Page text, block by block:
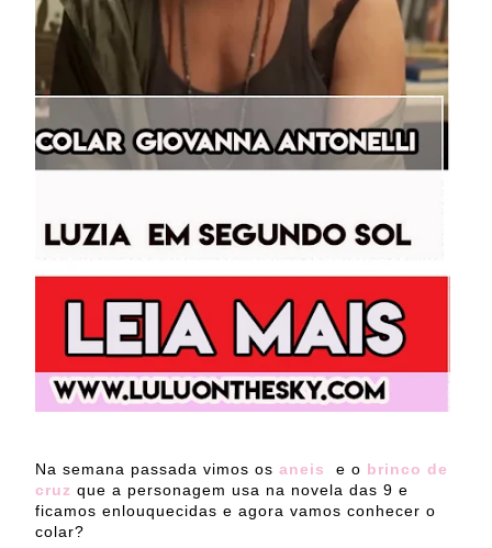
Na semana passada vimos os aneis e o brinco de
cruz que a personagem usa na novela das 9 e
ficamos enlouquecidas e agora vamos conhecer o
colar?